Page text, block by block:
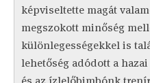
képviseltette magát
megszokott minőség
különlegességekkel is
lehetőség adódott a